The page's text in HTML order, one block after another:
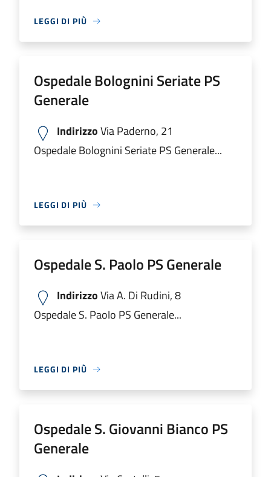
LEGGI DI PIÙ
Ospedale Bolognini Seriate PS
Generale
IndirizzoVia Paderno, 21
Ospedale Bolognini Seriate PS Generale...
LEGGI DI PIÙ
Ospedale S. Paolo PS Generale
IndirizzoVia A. Di Rudini, 8
Ospedale S. Paolo PS Generale...
LEGGI DI PIÙ
Ospedale S. Giovanni Bianco PS
Generale